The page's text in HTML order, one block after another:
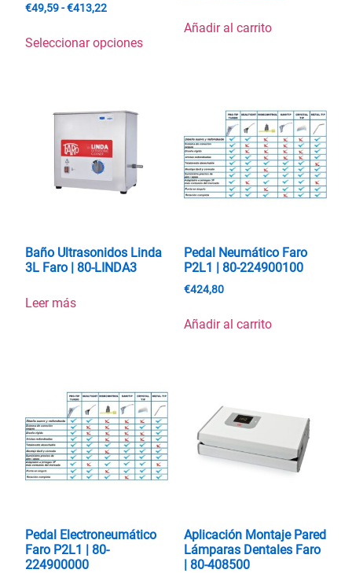
€49,59 -€413,22
Seleccionar opciones
Añadir al carrito
Baño Ultrasonidos Linda
3L Faro | 80-LINDA3
Leer más
Pedal Neumático Faro
P2L1 | 80-224900100
€424,80
Añadir al carrito
Pedal Electroneumático
Faro P2L1 | 80-
224900000
Aplicación Montaje Pared
Lámparas Dentales Faro
| 80-408500